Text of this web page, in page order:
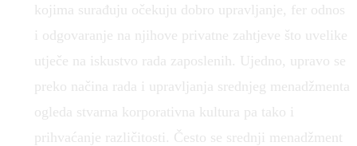
kojima surađuju očekuju dobro upravljanje, fer odnos
i odgovaranje na njihove privatne zahtjeve što uvelike
utječe na iskustvo rada zaposlenih. Ujedno, upravo se
preko načina rada i upravljanja srednjeg menadžmenta
ogleda stvarna korporativna kultura pa tako i
prihvaćanje različitosti. Često se srednji menadžment